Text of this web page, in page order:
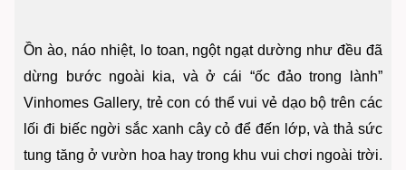
Ồn ào, náo nhiệt, lo toan, ngột ngạt dường như đều đã
dừng bước ngoài kia, và ở cái “ốc đảo trong lành”
Vinhomes Gallery, trẻ con có thể vui vẻ dạo bộ trên các
lối đi biếc ngời sắc xanh cây cỏ để đến lớp, và thả sức
tung tăng ở vườn hoa hay trong khu vui chơi ngoài trời.